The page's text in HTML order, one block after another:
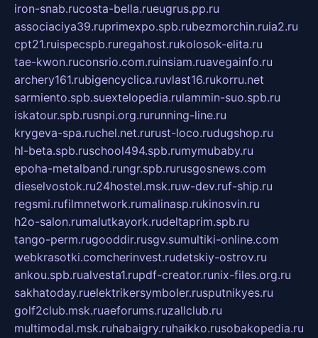
iron-snab.rucosta-bella.rueugrus.pp.ru
associaciya39.ruprimexpo.spb.rubezmorchin.ruia2.ru
cpt21.ruispecspb.ruregahost.rukolosok-elita.ru
tae-kwon.ruconsrio.com.ruinsiam.ruavegainfo.ru
archery161.rubigencyclica.ruvlast16.rukorru.net
sarmiento.spb.suextelopedia.rulammin-suo.spb.ru
iskatour.spb.rusnpi.org.rurunning-line.ru
krygeva-spa.ruchel.net.rurust-loco.rudugshop.ru
hl-beta.spb.ruschool494.spb.rumymubaby.ru
epoha-metalband.rungr.spb.rurusgosnews.com
dieselvostok.ru24hostel.msk.ruw-dev.ruf-ship.ru
regsmi.rufilmnetwork.rumalinasp.rukinosvin.ru
h2o-salon.rumalutkayork.rudeltaprim.spb.ru
tango-perm.rugooddir.rusgv.sumultiki-online.com
webkrasotki.comcherinvest.rudetskiy-ostrov.ru
ankou.spb.rualvesta1.rupdf-creator.runix-files.org.ru
sakhatoday.ruelektrikersymboler.rusputnikyes.ru
golf2club.msk.ruaeforums.ruzallclub.ru
multimodal.msk.ruhabaigry.ruhaikko.rusobakopedia.ru